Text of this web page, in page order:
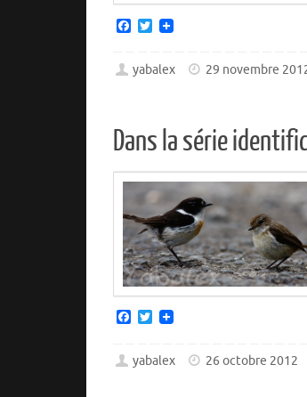
F
e
b
T
t
yabalex 29 novembre
Dans la série
F
e
T
t
yabalex 26 octobre 2012